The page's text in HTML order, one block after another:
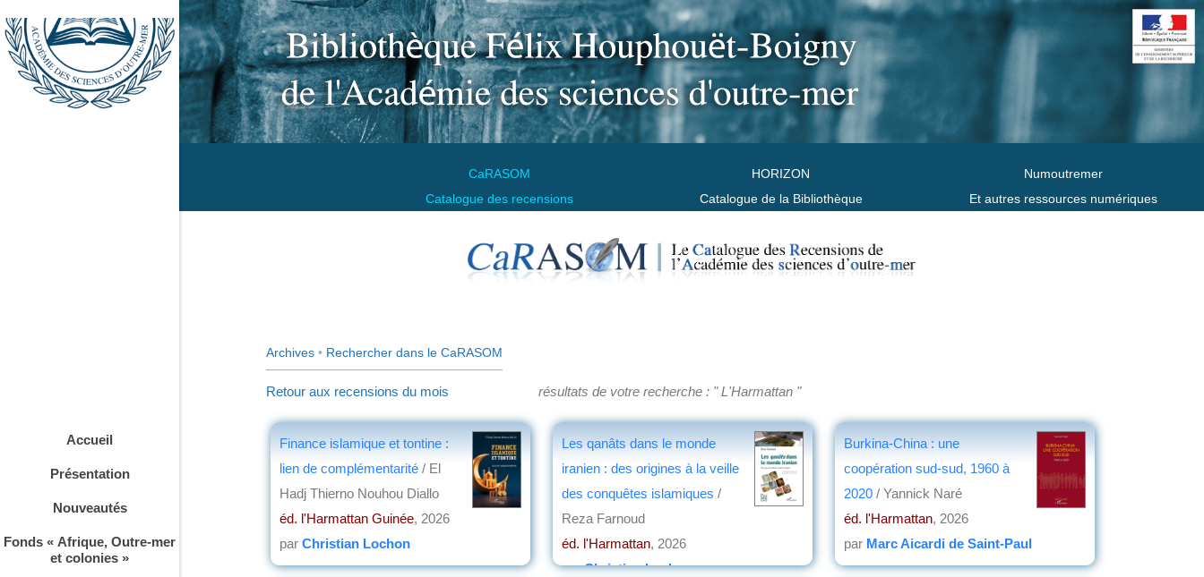
CaRASOM
Catalogue des recensions
HORIZON
Catalogue de la Bibliothèque
Numoutremer
Et autres ressources numériques
Accueil
Présentation
Nouveautés
Fonds « Afrique, Outre-mer
et colonies »
Archives • Rechercher dans le CaRASOM
Retour aux recensions du mois résultats de votre recherche : " L'Harmattan "
Finance islamique et tontine :
lien de complémentarité / El
Hadj Thierno Nouhou Diallo
éd. l'Harmattan Guinée, 2026
par Christian Lochon
Les qanâts dans le monde
iranien : des origines à la veille
des conquêtes islamiques /
Reza Farnoud
éd. l'Harmattan, 2026
parChristian Lochon
Burkina-China : une
coopération sud-sud, 1960 à
2020 / Yannick Naré
éd. l'Harmattan, 2026
par Marc Aicardi de Saint-Paul